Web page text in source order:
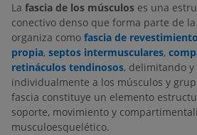
La fascia de los músculos es una
conectivo denso que forma parte de
organiza como fascia de revestimiento
propia, septos intermusculares,
retináculos tendinosos, delimitando
individualmente a los músculos y
fascia constituye un elemento
soporte, movimiento y
musculoesquelético.